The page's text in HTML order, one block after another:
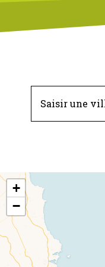
+
−